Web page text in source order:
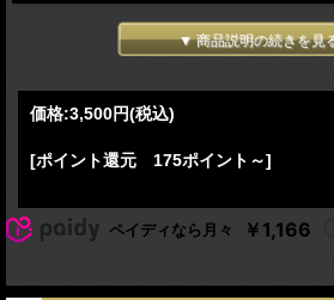
21 Panic In Detroit 22 Pretty Pink Rose 23 Modern
CD01:
01 Space Oddity 02 Changes 03 TVC 15 04 Rebel
Stay 13 Band Intro 14 China Girl 15 Sound And
CD02:
01 Suffragette City 02 Fame 03 "Heroes" 04 Encore
▼ 商品説明の続きを見
価格:3,500円(税込)
[ポイント還元 175ポイント～]
ペイディなら月々 ￥1,166